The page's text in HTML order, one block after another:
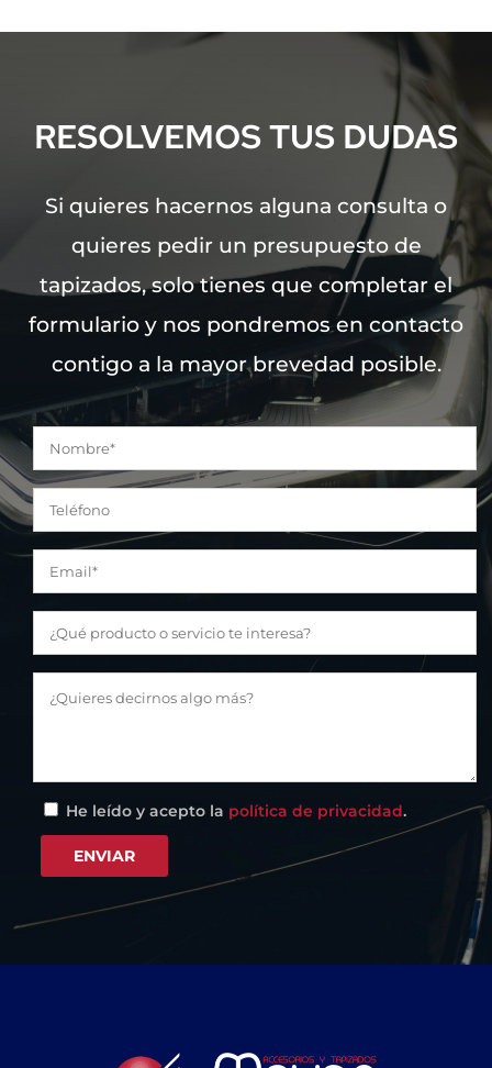
RESOLVEMOS TUS DUDAS
Si quieres hacernos alguna consulta o
quieres pedir un presupuesto de
tapizados, solo tienes que completar el
formulario y nos pondremos en contacto
contigo a la mayor brevedad posible.
He leído y acepto la política de privacidad.